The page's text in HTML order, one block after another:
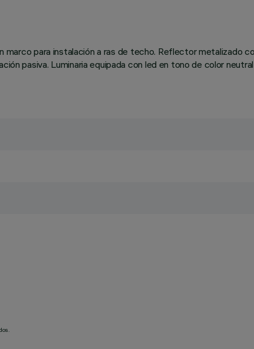
marco para instalación a ras de techo. Reflector metalizado
pasiva. Luminaria equipada con led en tono de color